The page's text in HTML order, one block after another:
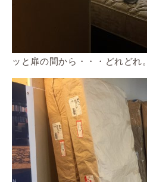
ッと扉の間から・・・どれどれ。